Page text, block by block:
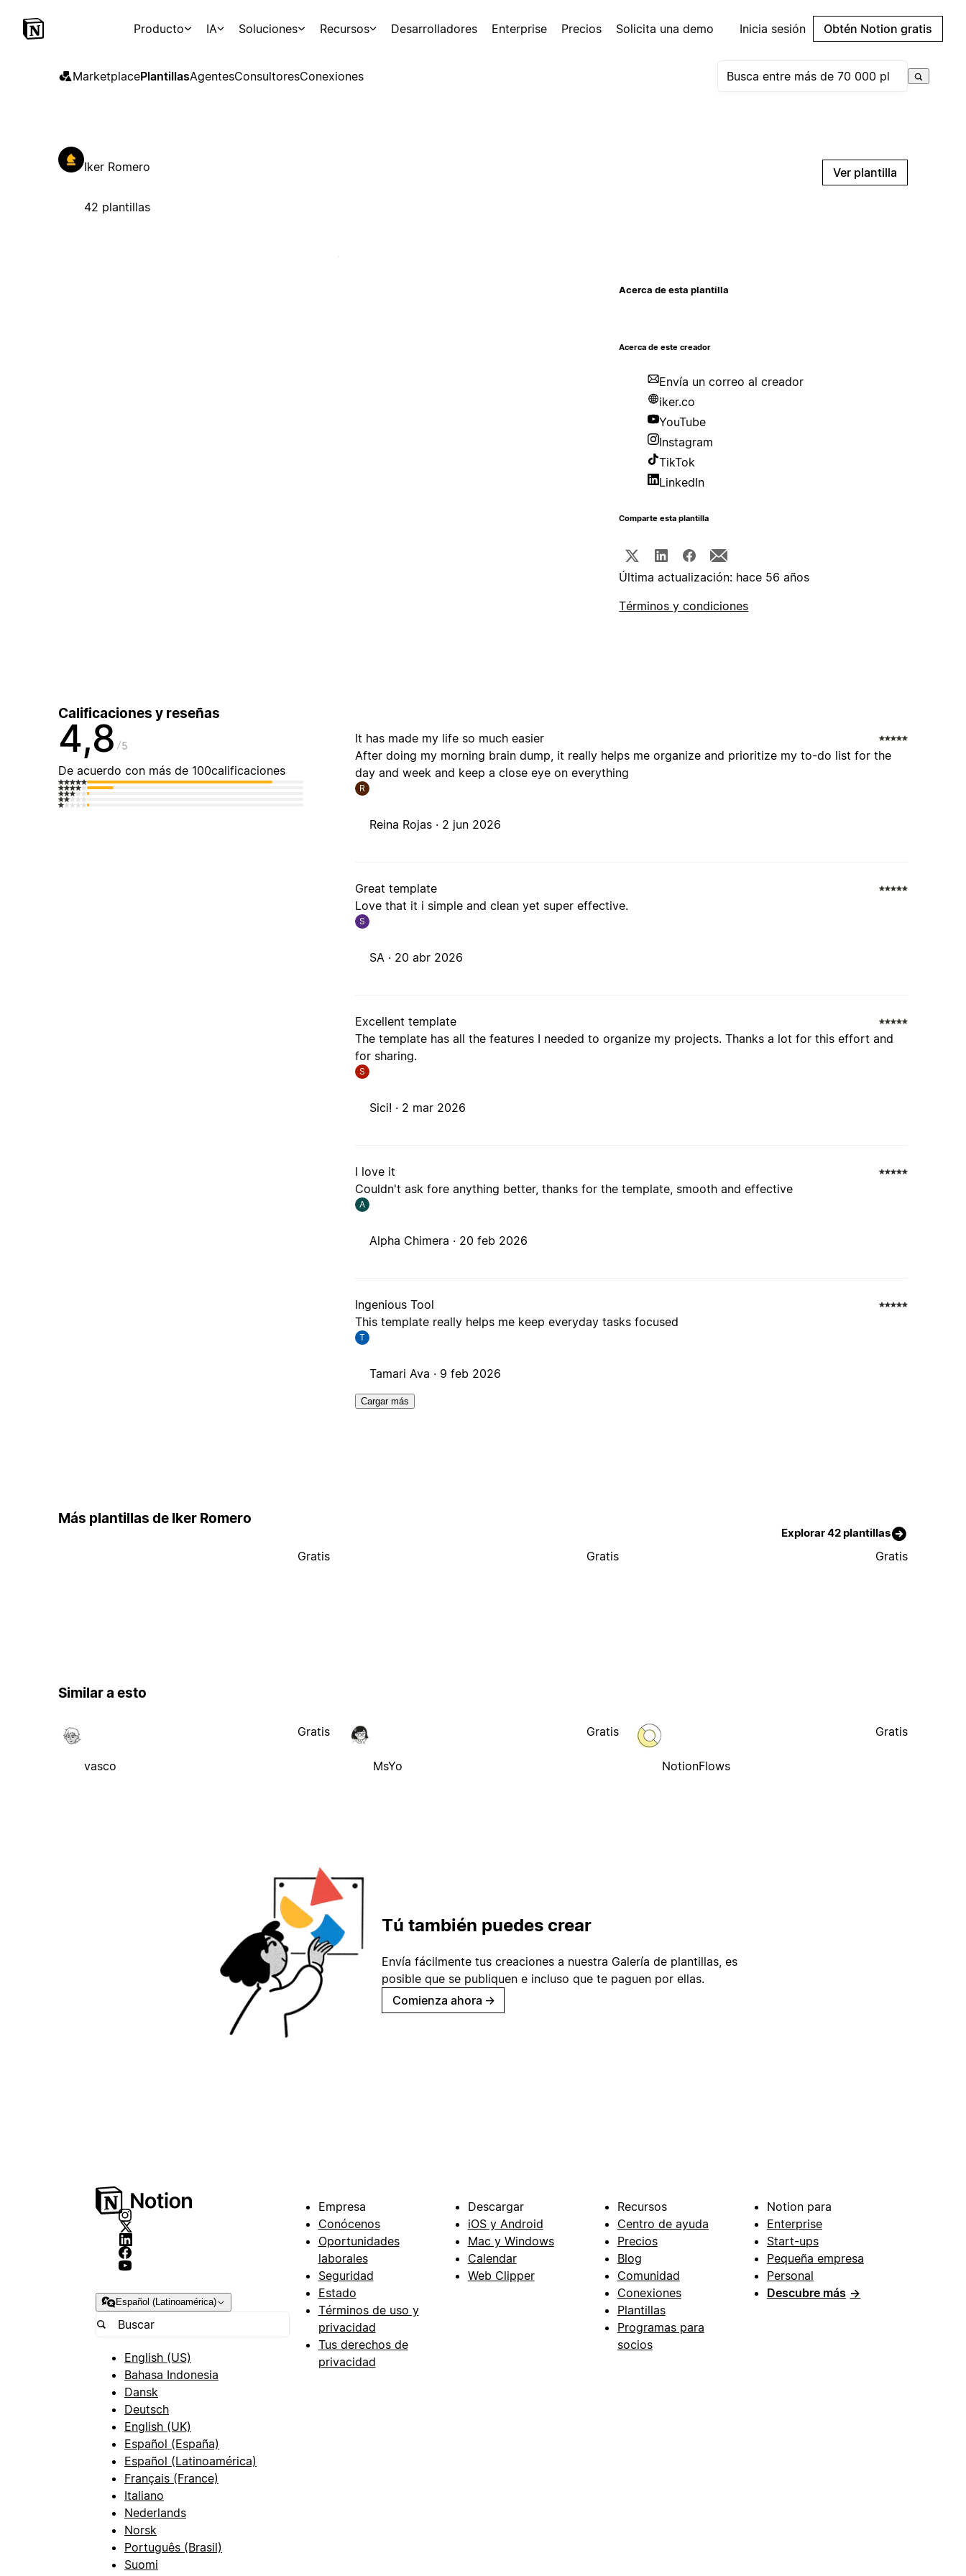
Producto IA Soluciones Recursos Desarrolladores Enterprise Precios Solicita una demo Inicia sesión Obtén Notion gratis
MarketplacePlantillasAgentesConsultoresConexiones
Iker Romero
42 plantillas
Ver plantilla
Acerca de esta plantilla
Acerca de este creador
Envía un correo al creador
iker.co
YouTube
Instagram
TikTok
LinkedIn
Comparte esta plantilla
Última actualización: hace 56 años
Términos y condiciones
Calificaciones y reseñas
4,8 5
De acuerdo con más de 100calificaciones
It has made my life so much easier
After doing my morning brain dump, it really helps me organize and prioritize my to-do list for the
day and week and keep a close eye on everything
R
Reina Rojas · 2 jun 2026
Great template
Love that it i simple and clean yet super effective.
S
SA · 20 abr 2026
Excellent template
The template has all the features I needed to organize my projects. Thanks a lot for this effort and
for sharing.
S
Sici! · 2 mar 2026
I love it
Couldn't ask fore anything better, thanks for the template, smooth and effective
A
Alpha Chimera · 20 feb 2026
Ingenious Tool
This template really helps me keep everyday tasks focused
T
Tamari Ava · 9 feb 2026
Cargar más
Más plantillas de Iker Romero
Explorar 42 plantillas
Gratis Gratis Gratis
Similar a esto
vasco
Gratis
MsYo
Gratis
NotionFlows
Gratis
Tú también puedes crear
Envía fácilmente tus creaciones a nuestra Galería de plantillas, es
posible que se publiquen e incluso que te paguen por ellas.
Comienza ahora →
Español (Latinoamérica)
English (US)
Bahasa Indonesia
Dansk
Deutsch
English (UK)
Español (España)
Español (Latinoamérica)
Français (France)
Italiano
Nederlands
Norsk
Português (Brasil)
Suomi
Empresa
Conócenos
Oportunidades
laborales
Seguridad
Estado
Términos de uso y
privacidad
Tus derechos de
privacidad
Descargar
iOS y Android
Mac y Windows
Calendar
Web Clipper
Recursos
Centro de ayuda
Precios
Blog
Comunidad
Conexiones
Plantillas
Programas para
socios
Notion para
Enterprise
Start-ups
Pequeña empresa
Personal
Descubre más →